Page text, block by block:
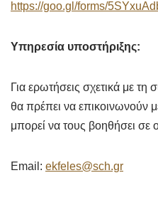
https://goo.gl/forms/
Υπηρεσία υποστήριξης:
Για ερωτήσεις σχετικά με τη
θα πρέπει να
μπορεί να τους βοηθήσει
Email: ekfeles@sch.gr